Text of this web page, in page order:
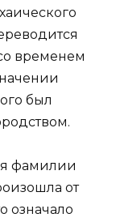
временем
был
фамилии
от
означало